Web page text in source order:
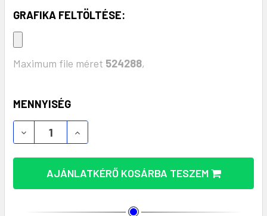
GRAFIKA FELTÖLTÉSE:
Maximum file méret 524288,
KÉSZLET:
MENNYISÉG
FENNTARTHATÓ AJÁNDÉKDOBOZ - HALFRED
FENNTARTHATÓ AJÁNDÉKDOBOZ -
AJÁNLATKÉRŐ KOSÁRBA TESZEM